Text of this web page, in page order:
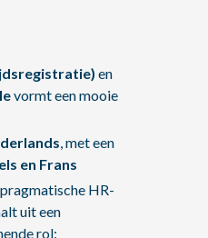
en
vormt een mooie
, met een
en Frans
HR-
uit een
rol: